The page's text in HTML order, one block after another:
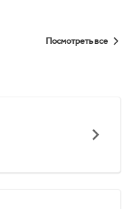
Посмотреть все